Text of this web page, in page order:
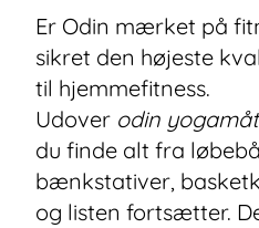
Er Odin mærket på
sikret den højeste
til hjemmefitness.
Udover odin
du finde alt fra
bænkstativer,
og listen fortsætter.